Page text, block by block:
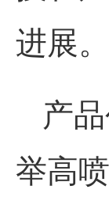
进展。
产
举高